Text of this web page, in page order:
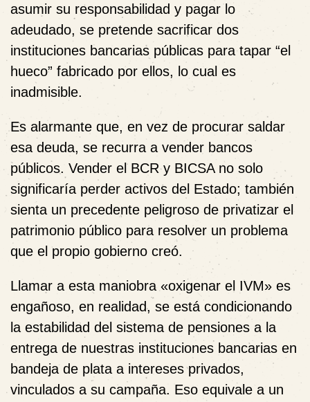
asumir su responsabilidad y pagar lo
adeudado, se pretende sacrificar dos
instituciones bancarias públicas para tapar “el
hueco” fabricado por ellos, lo cual es
inadmisible.
Es alarmante que, en vez de procurar saldar
esa deuda, se recurra a vender bancos
públicos. Vender el BCR y BICSA no solo
significaría perder activos del Estado; también
sienta un precedente peligroso de privatizar el
patrimonio público para resolver un problema
que el propio gobierno creó.
Llamar a esta maniobra «oxigenar el IVM» es
engañoso, en realidad, se está condicionando
la estabilidad del sistema de pensiones a la
entrega de nuestras instituciones bancarias en
bandeja de plata a intereses privados,
vinculados a su campaña. Eso equivale a un